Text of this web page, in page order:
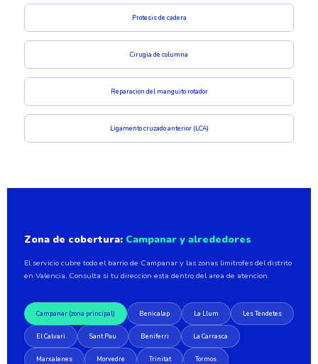
Protesis de cadera
Cirugia de columna
Reparacion del manguito rotador
Ligamento cruzado anterior (LCA)
Zona de cobertura: Campanar y alrededores
El servicio cubre todo el barrio de Campanar y las zonas limitrofes del distrito
en Valencia. Consulta si tu direccion esta dentro del area de atencion.
Campanar (zona principal) Benicalap La Llum Les Tendetes
El Calvari Sant Pau Beniferri La Carrasca
Marxalenes Morvedre Trinitat Tormos